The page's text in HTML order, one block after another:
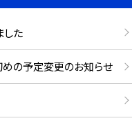
た
の予定変更のお知らせ